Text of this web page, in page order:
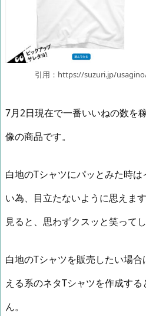
引用：https://suzuri.jp/
7月2日現在で一番いいねの数を
像の商品です。
白地のTシャツにパッとみた時
い為、目立たないように思えま
見ると、思わずクスッと笑ってし
白地のTシャツを販売したい場
える系のネタTシャツを作成す
ん。